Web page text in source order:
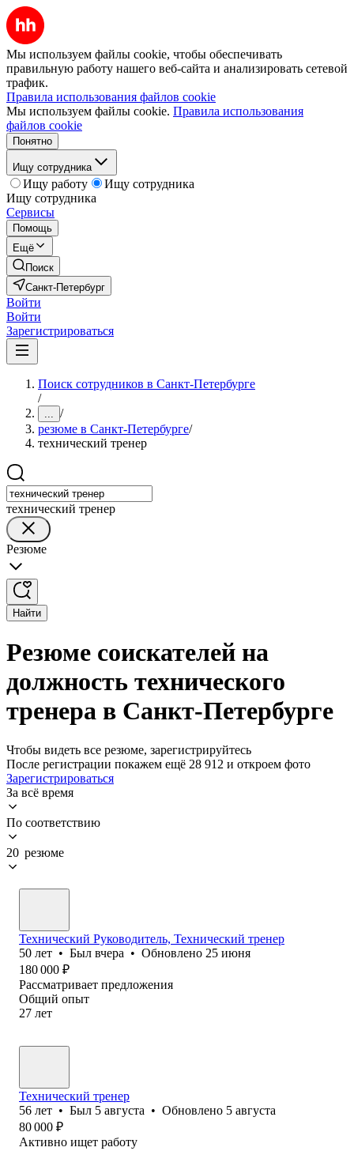
Мы используем файлы cookie, чтобы обеспечивать
правильную работу нашего веб-сайта и анализировать сетевой
трафик.
Правила использования файлов cookie
Мы используем файлы cookie. Правила использования
файлов cookie
Понятно
Ищу сотрудника
Ищу работу
Ищу сотрудника
Ищу сотрудника
Сервисы
Помощь
Ещё
Поиск
Санкт-Петербург
Войти
Войти
Зарегистрироваться
Поиск сотрудников в Санкт-Петербурге
/
... /
резюме в Санкт-Петербурге/
технический тренер
технический тренер
Резюме
Найти
Резюме соискателей на
должность технического
тренера в Санкт-Петербурге
Чтобы видеть все резюме, зарегистрируйтесь
После регистрации покажем ещё 28 912 и откроем фото
Зарегистрироваться
За всё время
По соответствию
20 резюме
Технический Руководитель, Технический тренер
50 лет • Был вчера • Обновлено 25 июня
180 000 ₽
Рассматривает предложения
Общий опыт
27 лет
Технический тренер
56 лет • Был 5 августа • Обновлено 5 августа
80 000 ₽
Активно ищет работу